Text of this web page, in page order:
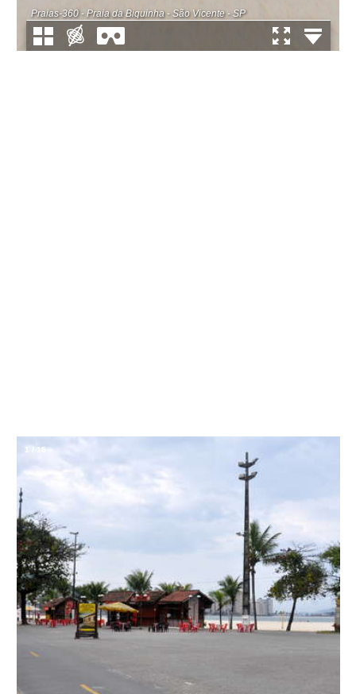
Praias-360 - Praia da Biquinha - São Vicente - SP
1 / 15